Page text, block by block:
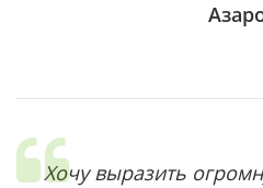
Хочу выразить